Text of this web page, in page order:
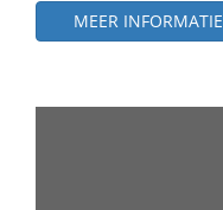
MEER INFORMATIE